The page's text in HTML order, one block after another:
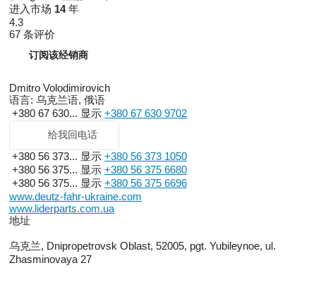
进入市场 14年
4.3
67 条评价
订阅该经销商
Dmitro Volodimirovich
语言: 乌克兰语, 俄语
+380 67 630... 显示 +380 67 630 9702
给我回电话
+380 56 373... 显示 +380 56 373 1050
+380 56 375... 显示 +380 56 375 6680
+380 56 375... 显示 +380 56 375 6696
www.deutz-fahr-ukraine.com
www.liderparts.com.ua
地址
乌克兰, Dnipropetrovsk Oblast, 52005, pgt. Yubileynoe, ul.
Zhasminovaya 27